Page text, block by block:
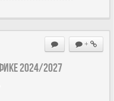
+
2024/2027